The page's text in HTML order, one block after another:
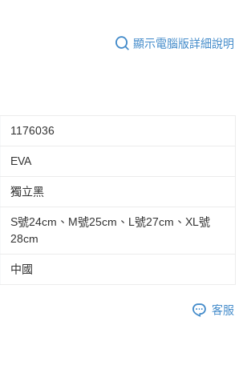
顯示電腦版詳細說明
1176036
EVA
獨立黑
S號24cm、M號25cm、L號27cm、XL號
28cm
中國
客服